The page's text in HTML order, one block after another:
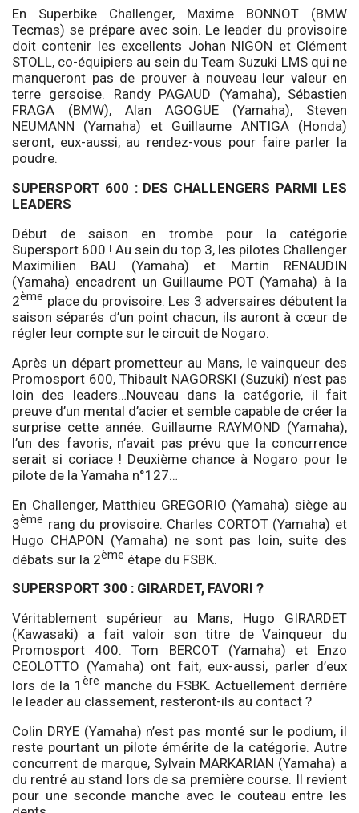
En Superbike Challenger, Maxime BONNOT (BMW
Tecmas) se prépare avec soin. Le leader du provisoire
doit contenir les excellents Johan NIGON et Clément
STOLL, co-équipiers au sein du Team Suzuki LMS qui ne
manqueront pas de prouver à nouveau leur valeur en
terre gersoise. Randy PAGAUD (Yamaha), Sébastien
FRAGA (BMW), Alan AGOGUE (Yamaha), Steven
NEUMANN (Yamaha) et Guillaume ANTIGA (Honda)
seront, eux-aussi, au rendez-vous pour faire parler la
poudre.
SUPERSPORT 600 : DES CHALLENGERS PARMI LES
LEADERS
Début de saison en trombe pour la catégorie
Supersport 600 ! Au sein du top 3, les pilotes Challenger
Maximilien BAU (Yamaha) et Martin RENAUDIN
(Yamaha) encadrent un Guillaume POT (Yamaha) à la
2ème place du provisoire. Les 3 adversaires débutent la
saison séparés d’un point chacun, ils auront à cœur de
régler leur compte sur le circuit de Nogaro.
Après un départ prometteur au Mans, le vainqueur des
Promosport 600, Thibault NAGORSKI (Suzuki) n’est pas
loin des leaders…Nouveau dans la catégorie, il fait
preuve d’un mental d’acier et semble capable de créer la
surprise cette année. Guillaume RAYMOND (Yamaha),
l’un des favoris, n’avait pas prévu que la concurrence
serait si coriace ! Deuxième chance à Nogaro pour le
pilote de la Yamaha n°127…
En Challenger, Matthieu GREGORIO (Yamaha) siège au
3ème rang du provisoire. Charles CORTOT (Yamaha) et
Hugo CHAPON (Yamaha) ne sont pas loin, suite des
débats sur la 2ème étape du FSBK.
SUPERSPORT 300 : GIRARDET, FAVORI ?
Véritablement supérieur au Mans, Hugo GIRARDET
(Kawasaki) a fait valoir son titre de Vainqueur du
Promosport 400. Tom BERCOT (Yamaha) et Enzo
CEOLOTTO (Yamaha) ont fait, eux-aussi, parler d’eux
lors de la 1 ère manche du FSBK. Actuellement derrière
le leader au classement, resteront-ils au contact ?
Colin DRYE (Yamaha) n’est pas monté sur le podium, il
reste pourtant un pilote émérite de la catégorie. Autre
concurrent de marque, Sylvain MARKARIAN (Yamaha) a
du rentré au stand lors de sa première course. Il revient
pour une seconde manche avec le couteau entre les